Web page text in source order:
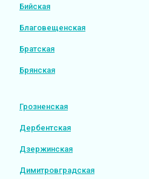
Бийская
Благовещенская
Братская
Брянская
Грозненская
Дербентская
Дзержинская
Димитровградская